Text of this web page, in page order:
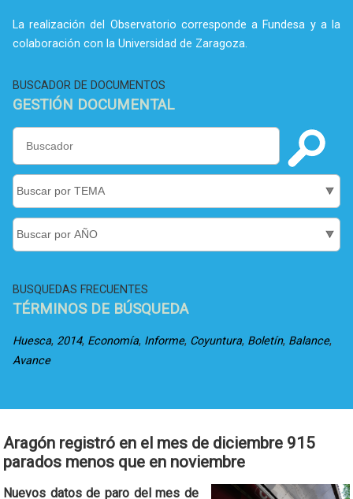
La realización del Observatorio corresponde a Fundesa y a la
colaboración con la Universidad de Zaragoza.
BUSCADOR DE DOCUMENTOS
GESTIÓN DOCUMENTAL
BUSQUEDAS FRECUENTES
TÉRMINOS DE BÚSQUEDA
Huesca, 2014, Economía, Informe, Coyuntura, Boletín, Balance,
Avance
Aragón registró en el mes de diciembre 915
parados menos que en noviembre
Nuevos datos de paro del mes de